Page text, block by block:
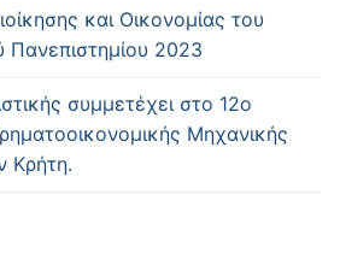
και Οικονομίας του
Πανεπιστημίου 2023
συμμετέχει στο 12ο
Μηχανικής
Κρήτη.